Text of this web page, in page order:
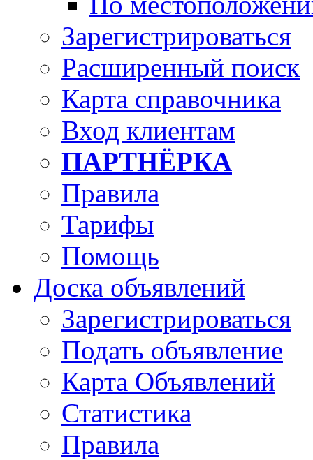
Зарегистрироваться
Расширенный поиск
Карта справочника
Вход клиентам
ПАРТНЁРКА
Правила
Тарифы
Помощь
Доска объявлений
Зарегистрироваться
Подать объявление
Карта Объявлений
Статистика
Правила